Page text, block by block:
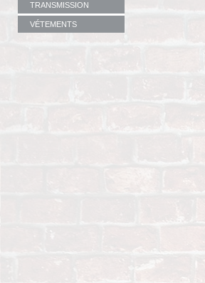
TRANSMISSION
VÉTEMENTS